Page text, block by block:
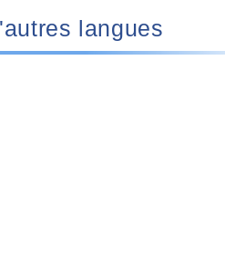
d'autres langues